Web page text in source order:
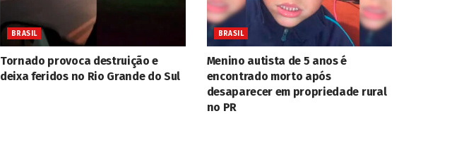
BRASIL
Tornado provoca destruição e
deixa feridos no Rio Grande do Sul
BRASIL
Menino autista de 5 anos é
encontrado morto após
desaparecer em propriedade rural
no PR